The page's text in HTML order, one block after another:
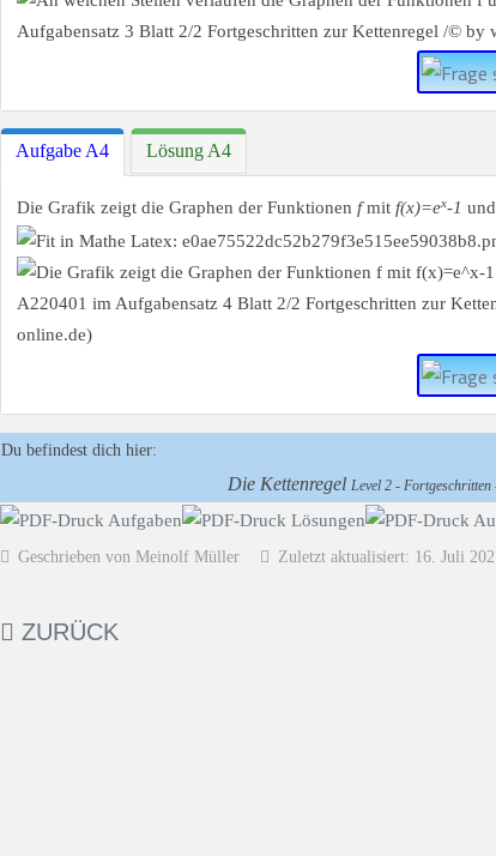
Aufgabe A4 Lösung A4
Die Grafik zeigt die Graphen der Funktionen fmit f(x)=ex-1 und
Du befindest dich hier:
Die Kettenregel Level 2 - Fortgeschritten
Geschrieben von Meinolf Müller Zuletzt aktualisiert: 16. Juli
ZURÜCK